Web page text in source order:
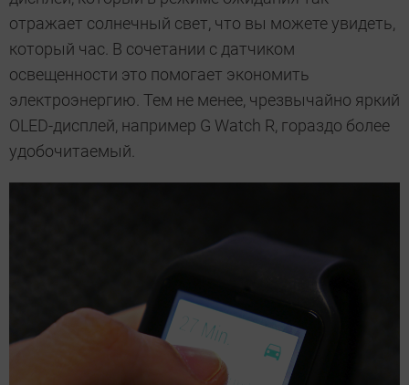
отражает солнечный свет, что вы можете увидеть,
который час. В сочетании с датчиком
освещенности это помогает экономить
электроэнергию. Тем не менее, чрезвычайно яркий
OLED-дисплей, например G Watch R, гораздо более
удобочитаемый.